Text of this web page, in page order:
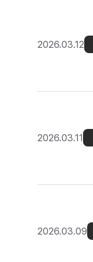
2026.03.12
2026.03.11
2026.03.09